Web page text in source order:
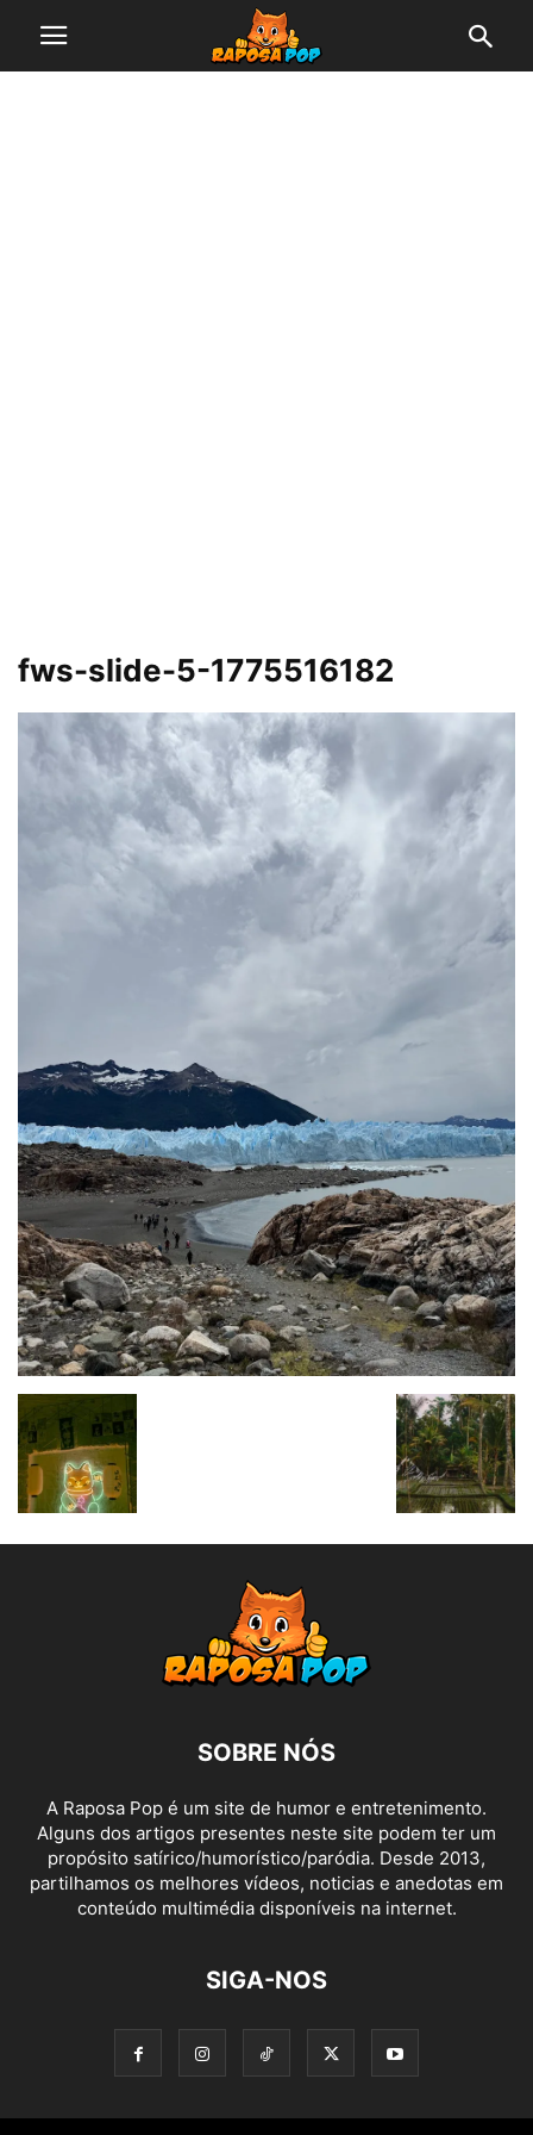
fws-slide-5-1775516182
SOBRE NÓS
A Raposa Pop é um site de humor e entretenimento.
Alguns dos artigos presentes neste site podem ter um
propósito satírico/humorístico/paródia. Desde 2013,
partilhamos os melhores vídeos, noticias e anedotas em
conteúdo multimédia disponíveis na internet.
SIGA-NOS